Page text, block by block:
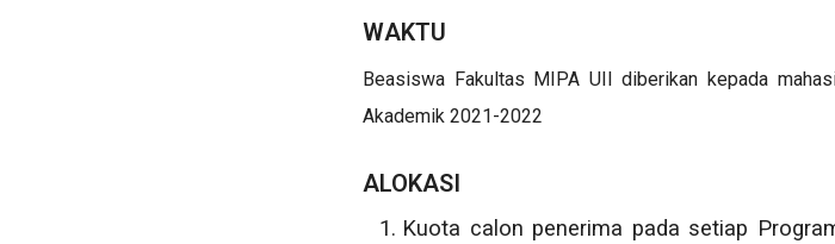
WAKTU
Beasiswa Fakultas MIPA UII diberikan kepada
Akademik 2021-2022
ALOKASI
Kuota calon penerima pada setiap